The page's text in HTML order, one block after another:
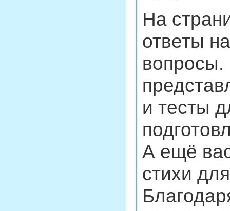
На
ответы
вопросы.
и тесты
А ещё
стихи